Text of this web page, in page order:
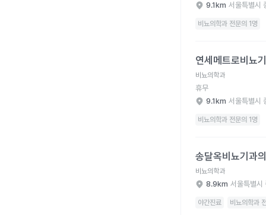
9.1km 서울특별시
비뇨의학과 전문의 1명
연세메트로비뇨
비뇨의학과
휴무
9.1km 서울특별시
비뇨의학과 전문의 1명
송달옥비뇨기과
비뇨의학과
8.9km 서울특별시
야간진료 비뇨의학과